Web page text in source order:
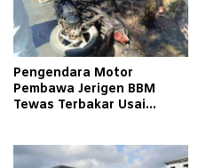
Pengendara Motor
Pembawa Jerigen BBM
Tewas Terbakar Usai
Pamekasan